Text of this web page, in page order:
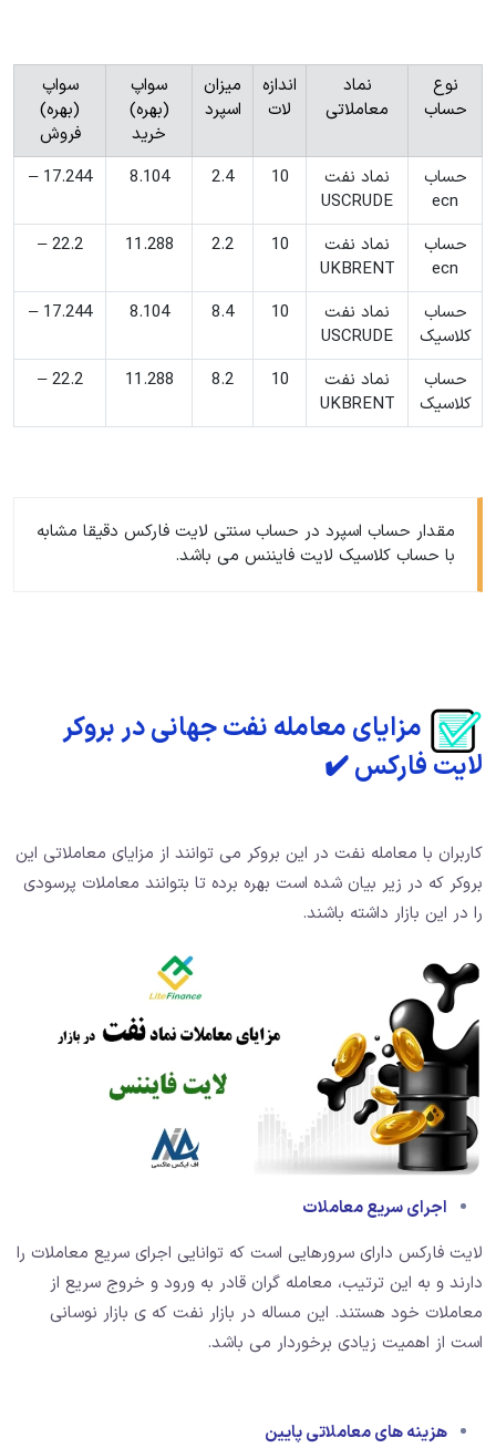
نوع
حساب
نماد
معاملاتی
اندازه
لات
میزان
اسپرد
سواپ
(بهره)
خرید
سواپ
(بهره)
فروش
حساب
ecn
نماد نفت
USCRUDE
10
2.4
8.104
17.244 –
حساب
ecn
نماد نفت
UKBRENT
10
2.2
11.288
22.2 –
حساب
کلاسیک
نماد نفت
USCRUDE
10
8.4
8.104
17.244 –
حساب
کلاسیک
نماد نفت
UKBRENT
10
8.2
11.288
22.2 –
مقدار حساب اسپرد در حساب سنتی لایت فارکس دقیقا مشابه
با حساب کلاسیک لایت فایننس می باشد.
مزایای معامله نفت جهانی در بروکر
لایت فارکس ✔️
کاربران با معامله نفت در این بروکر می توانند از مزایای معاملاتی این
بروکر که در زیر بیان شده است بهره برده تا بتوانند معاملات پرسودی
را در این بازار داشته باشند.
اجرای سریع معاملات
لایت فارکس دارای سرورهایی است که توانایی اجرای سریع معاملات را
دارند و به این ترتیب، معامله گران قادر به ورود و خروج سریع از
معاملات خود هستند. این مساله در بازار نفت که ی بازار نوسانی
است از اهمیت زیادی برخوردار می باشد.
هزینه های معاملاتی پایین